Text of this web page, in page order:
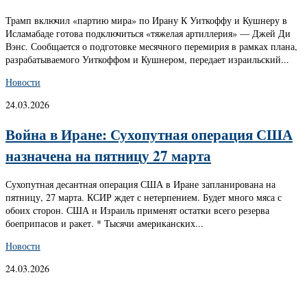
Трамп включил «партию мира» по Ирану К Уиткоффу и Кушнеру в
Исламабаде готова подключиться «тяжелая артиллерия» — Джей Ди
Вэнс. Сообщается о подготовке месячного перемирия в рамках плана,
разрабатываемого Уиткоффом и Кушнером, передает израильский...
Новости
24.03.2026
Война в Иране: Сухопутная операция США
назначена на пятницу 27 марта
Сухопутная десантная операция США в Иране запланирована на
пятницу, 27 марта. КСИР ждет с нетерпением. Будет много мяса с
обоих сторон. США и Израиль применят остатки всего резерва
боеприпасов и ракет. * Тысячи американских...
Новости
24.03.2026